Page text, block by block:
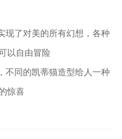
现了对美的所有幻想，各种
以自由冒险
不同的凯蒂猫造型给人一种
惊喜